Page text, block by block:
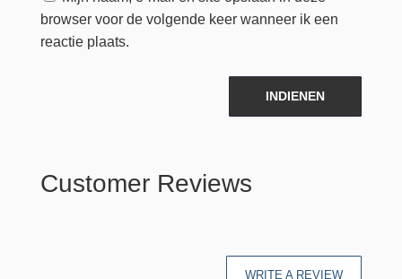
browser voor de volgende keer wanneer ik een
reactie plaats.
INDIENEN
Customer Reviews
WRITE A REVIEW